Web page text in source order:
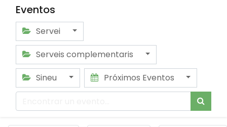
Eventos
Servei
Serveis complementaris
Sineu
Próximos Eventos